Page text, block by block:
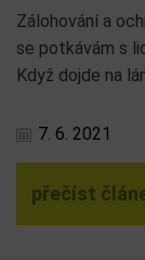
Zálohování a
se potkávám s
Když dojde na
7. 6. 2021
přečíst